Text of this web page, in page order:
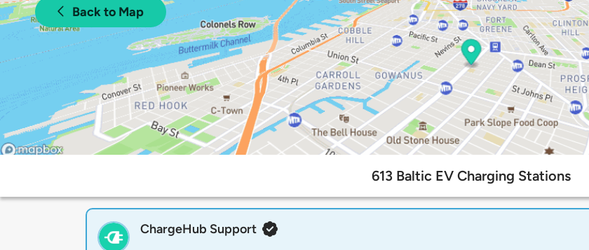
Back to Map
613 Baltic EV Charging Stations
ChargeHub Support